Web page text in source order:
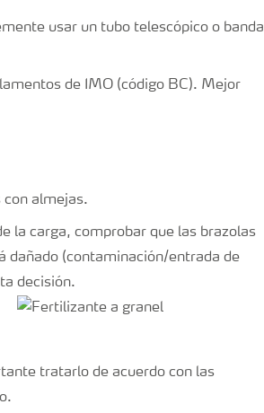
usar un tubo telescópico o banda
de IMO (código BC). Mejor
con almejas.
la carga, comprobar que las brazolas
dañado (contaminación/entrada de
decisión.
tratarlo de acuerdo con las